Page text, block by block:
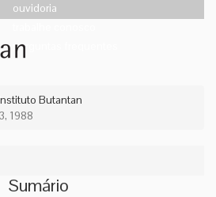
ouvidoria
perguntas frequentes
Butantan
1988
Sumário